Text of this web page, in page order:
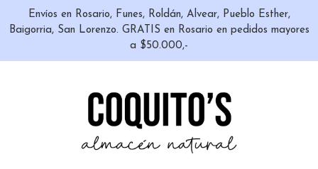
Envíos en Rosario, Funes, Roldán, Alvear, Pueblo Esther,
Baigorria, San Lorenzo. GRATIS en Rosario en pedidos mayores
a $50.000,-